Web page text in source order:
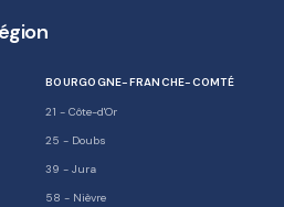
BOURGOGNE-FRANCHE-COMTÉ
21 - Côte-d'Or
25 - Doubs
39 - Jura
58 - Nièvre